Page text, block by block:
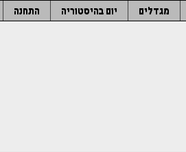
מגדלים יום בהיסטוריה התחנה